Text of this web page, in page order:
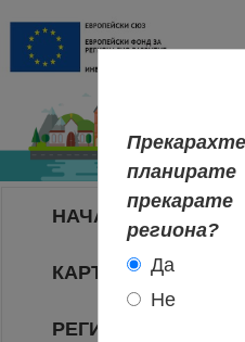
НАЧАЛО
КАРТА НА
РЕГИОНИ
региона?
Да
Не